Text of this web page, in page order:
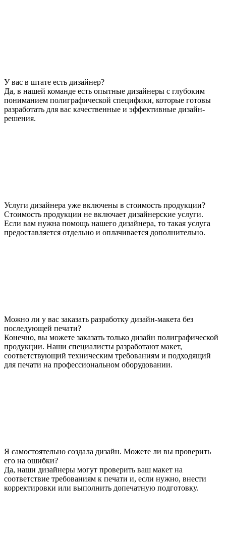
У вас в штате есть дизайнер?
Да, в нашей команде есть опытные дизайнеры с глубоким
пониманием полиграфической специфики, которые готовы
разработать для вас качественные и эффективные дизайн-
решения.
Услуги дизайнера уже включены в стоимость продукции?
Стоимость продукции не включает дизайнерские услуги.
Если вам нужна помощь нашего дизайнера, то такая услуга
предоставляется отдельно и оплачивается дополнительно.
Можно ли у вас заказать разработку дизайн-макета без
последующей печати?
Конечно, вы можете заказать только дизайн полиграфической
продукции. Наши специалисты разработают макет,
соответствующий техническим требованиям и подходящий
для печати на профессиональном оборудовании.
Я самостоятельно создала дизайн. Можете ли вы проверить
его на ошибки?
Да, наши дизайнеры могут проверить ваш макет на
соответствие требованиям к печати и, если нужно, внести
корректировки или выполнить допечатную подготовку.